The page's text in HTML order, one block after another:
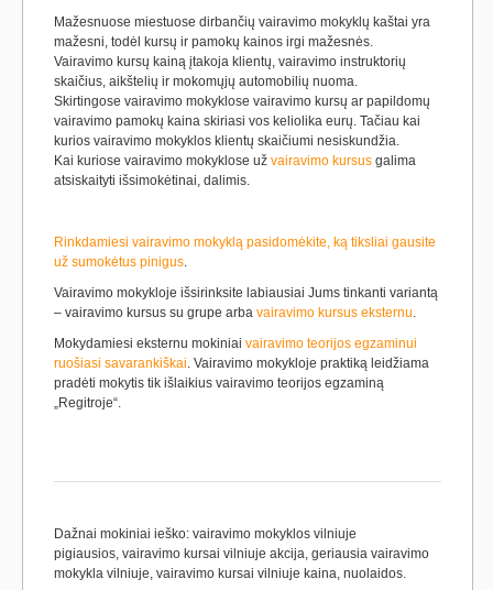
Mažesnuose miestuose dirbančių vairavimo mokyklų kaštai yra
mažesni, todėl kursų ir pamokų kainos irgi mažesnės.
Vairavimo kursų kainą įtakoja klientų, vairavimo instruktorių
skaičius, aikštelių ir mokomųjų automobilių nuoma.
Skirtingose vairavimo mokyklose vairavimo kursų ar papildomų
vairavimo pamokų kaina skiriasi vos keliolika eurų. Tačiau kai
kurios vairavimo mokyklos klientų skaičiumi nesiskundžia.
Kai kuriose vairavimo mokyklose už vairavimo kursus galima
atsiskaityti išsimokėtinai, dalimis.
Rinkdamiesi vairavimo mokyklą pasidomėkite, ką tiksliai gausite
už sumokėtus pinigus.
Vairavimo mokykloje išsirinksite labiausiai Jums tinkanti variantą
– vairavimo kursus su grupe arba vairavimo kursus eksternu.
Mokydamiesi eksternu mokiniai vairavimo teorijos egzaminui
ruošiasi savarankiškai. Vairavimo mokykloje praktiką leidžiama
pradėti mokytis tik išlaikius vairavimo teorijos egzaminą
„Regitroje“.
Dažnai mokiniai ieško: vairavimo mokyklos vilniuje
pigiausios, vairavimo kursai vilniuje akcija, geriausia vairavimo
mokykla vilniuje, vairavimo kursai vilniuje kaina, nuolaidos.